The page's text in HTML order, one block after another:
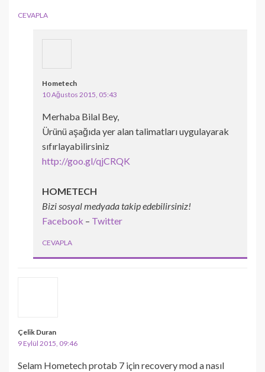
CEVAPLA
Hometech
10 Ağustos 2015, 05:43
Merhaba Bilal Bey,
Ürünü aşağıda yer alan talimatları uygulayarak
sıfırlayabilirsiniz
http://goo.gl/qjCRQK
HOMETECH
Bizi sosyal medyada takip edebilirsiniz!
Facebook – Twitter
CEVAPLA
Çelik Duran
9 Eylül 2015, 09:46
Selam Hometech protab 7 için recovery mod a nasıl